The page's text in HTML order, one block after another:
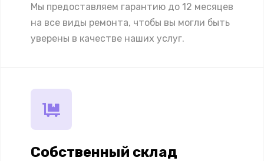
Мы предоставляем гарантию до 12 месяцев
на все виды ремонта, чтобы вы могли быть
уверены в качестве наших услуг.
Собственный склад